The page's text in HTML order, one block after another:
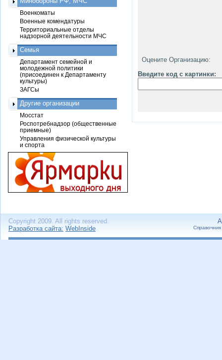
Оцените Организацию:
Введите код с картинки:
Военкоматы
Военные комендатуры
Территориальные отделы
надзорной деятельности МЧС
Семья
Департамент семейной и
молодежной политики
(присоединен к Департаменту
культуры)
ЗАГСы
Другие организации
Мосстат
Роспотребнадзор (общественные
приемные)
Управления физической культуры
и спорта
Copyright 2009. All rights reserved.
Разработка сайта: WebInside